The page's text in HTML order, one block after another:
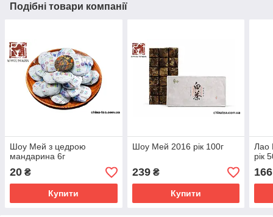
Подібні товари компанії
Шоу Мей з цедрою
мандарина 6г
20 ₴
Купити
Шоу Мей 2016 рік 100г
239₴
Купити
Лао
рік
166